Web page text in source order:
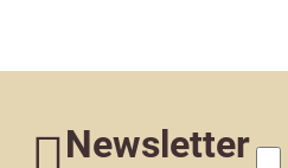
Newsletter